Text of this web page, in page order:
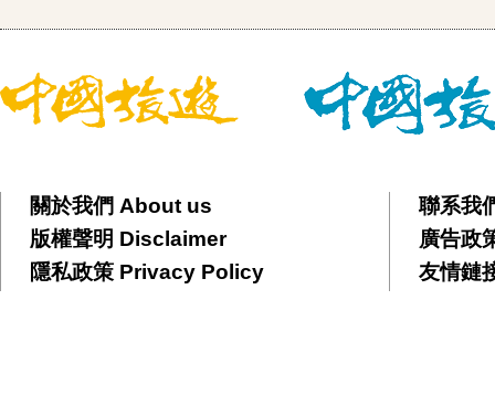
關於我們 About us
版權聲明 Disclaimer
隱私政策 Privacy Policy
聯系我
廣告政
友情鏈